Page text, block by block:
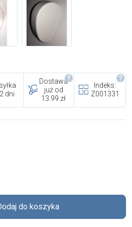
dni
Dostawa
już od
13.99 zł
Indeks:
Z001331
do koszyka